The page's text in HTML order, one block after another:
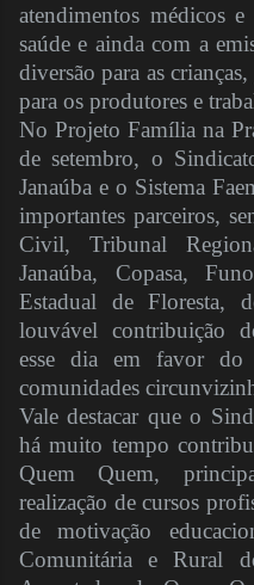
atendimentos médicos
saúde e ainda com a
diversão para as
para os produtores e
No Projeto Família na
de setembro, o
Janaúba e o Sistema
importantes parceiros,
Civil, Tribunal
Janaúba, Copasa,
Estadual de Floresta,
louvável contribuição
esse dia em favor
comunidades
Vale destacar que o
há muito tempo
Quem Quem,
realização de cursos
de motivação
Comunitária e Rural